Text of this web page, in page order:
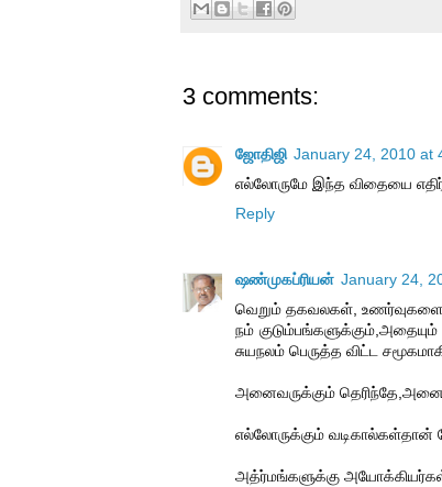
3 comments:
ஜோதிஜி January 24, 2010 at
எல்லோருமே இந்த விதையை
Reply
ஷண்முகப்ரியன் January 24,
வெறும் தகவலகள், உணர்வுகளைத்
நம்
சுயநலம் பெருத்த விட்ட
அனைவருக்கும்
எல்லோருக்கும்
அத்ர்மங்களுக்கு அயோக்கியர்கள்